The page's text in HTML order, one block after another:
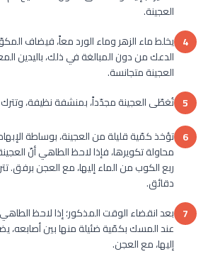
العجينة.
4 يخلط ماء الزهر وماء الورد معاً، فيضاف
الدعك من دون المبالغة في ذلك، باليدين
العجينة متجانسة.
5 تُغطّى العجينة مجدّداً، بمنشفة نظيفة، وتترك
6 تؤخذ كمّية قليلة من العجينة، بوساطة
محاولة تكويرها، فإذا لاحظ الطاهي أنّ
ربع الكوب من الماء إليها، مع العجن برفق.
دقائق.
7 بعد انقضاء الوقت المذكور؛ إذا لاحظ الطاهي
عند المسك بكمّية ضئيلة منها بين أصابعه،
إليها، مع العجن.